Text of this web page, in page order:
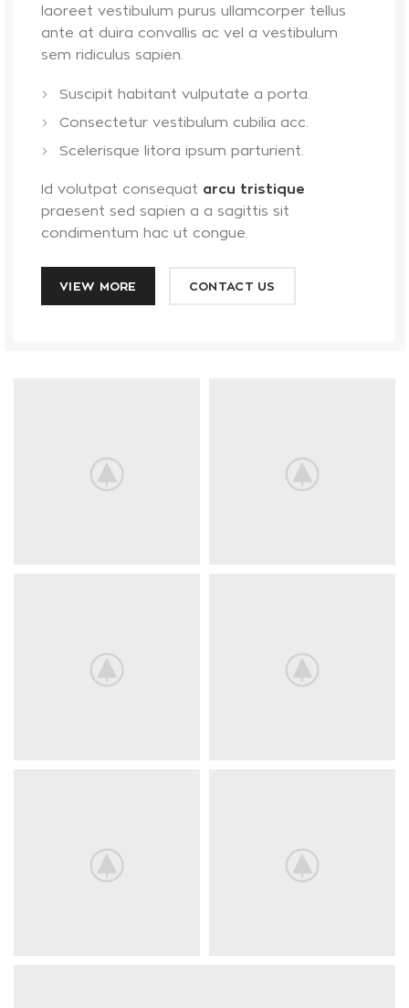
laoreet vestibulum purus ullamcorper tellus
ante at duira convallis ac vel a vestibulum
sem ridiculus sapien.
Suscipit habitant vulputate a porta.
Consectetur vestibulum cubilia acc.
Scelerisque litora ipsum parturient.
Id volutpat consequat arcu tristique
praesent sed sapien a a sagittis sit
condimentum hac ut congue.
VIEW MORE CONTACT US